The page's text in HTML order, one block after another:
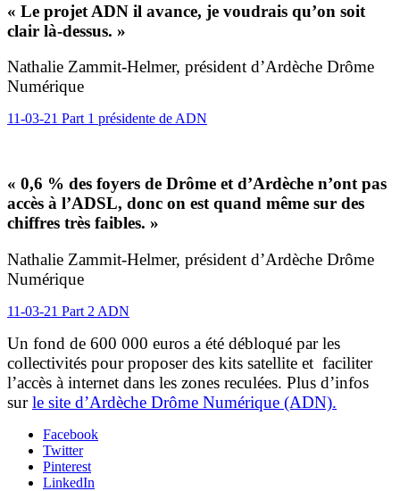
« Le projet ADN il avance, je voudrais qu’on soit
clair là-dessus. »
Nathalie Zammit-Helmer, président d’Ardèche Drôme
Numérique
11-03-21 Part 1 présidente de ADN
« 0,6 % des foyers de Drôme et d’Ardèche n’ont pas
accès à l’ADSL, donc on est quand même sur des
chiffres très faibles. »
Nathalie Zammit-Helmer, président d’Ardèche Drôme
Numérique
11-03-21 Part 2 ADN
Un fond de 600 000 euros a été débloqué par les
collectivités pour proposer des kits satellite et faciliter
l’accès à internet dans les zones reculées. Plus d’infos
surle site d’Ardèche Drôme Numérique (ADN).
Facebook
Twitter
Pinterest
LinkedIn